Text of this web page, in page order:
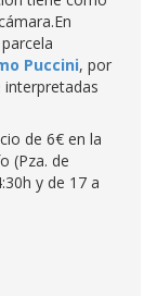
Puccini, por
de 6€ en la
(Pza. de
y de 17 a